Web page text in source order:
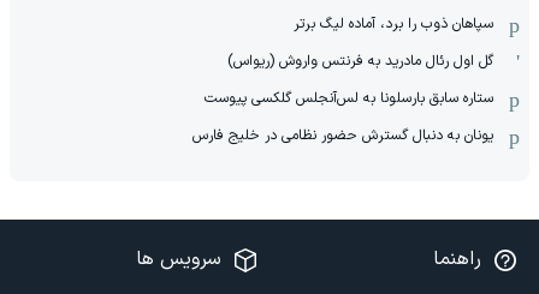
سپاهان ذوب را برد، آماده لیگ برتر
گل اول رئال مادرید به فرنتس واروش (ریواس)
ستاره سابق بارسلونا به لس‌آنجلس گلکسی پیوست
یونان به دنبال گسترش حضور نظامی در خلیج فارس
راهنما سرویس ها